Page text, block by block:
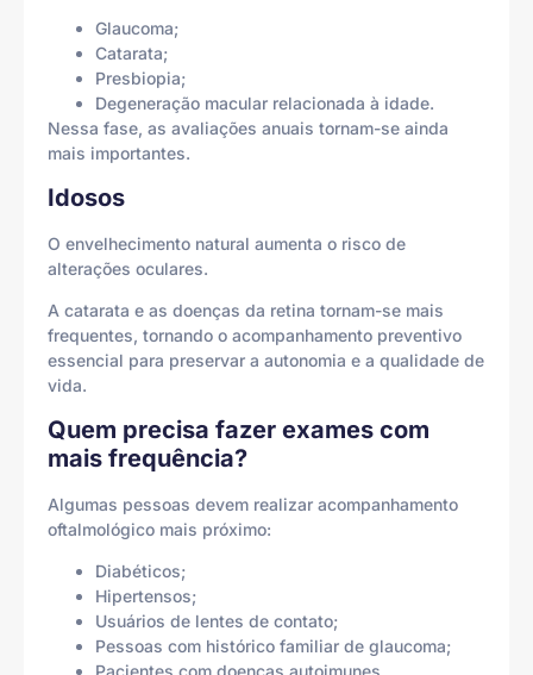
Glaucoma;
Catarata;
Presbiopia;
Degeneração macular relacionada à idade.
Nessa fase, as avaliações anuais tornam-se ainda
mais importantes.
Idosos
O envelhecimento natural aumenta o risco de
alterações oculares.
A catarata e as doenças da retina tornam-se mais
frequentes, tornando o acompanhamento preventivo
essencial para preservar a autonomia e a qualidade de
vida.
Quem precisa fazer exames com
mais frequência?
Algumas pessoas devem realizar acompanhamento
oftalmológico mais próximo:
Diabéticos;
Hipertensos;
Usuários de lentes de contato;
Pessoas com histórico familiar de glaucoma;
Pacientes com doenças autoimunes.